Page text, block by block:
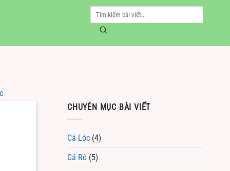
CHUYÊN MỤC BÀI VIẾT
Cá Lóc (4)
Cá Rô (5)